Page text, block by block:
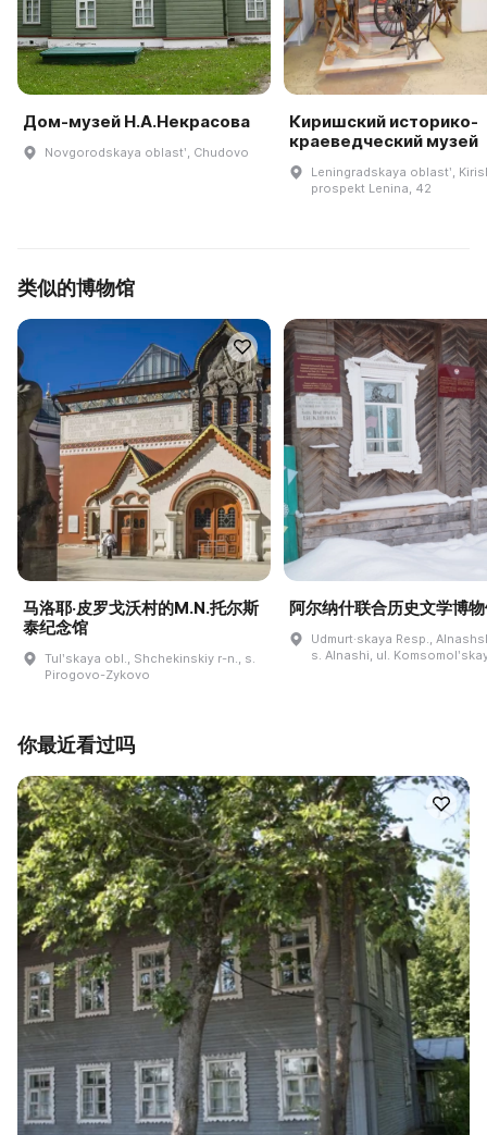
Дом-музей Н.А.Некрасова
Novgorodskaya oblastʹ, Chudovo
Киришский историко-
краеведческий музей
Leningradskaya oblastʹ,
prospekt Lenina, 42
类似的博物馆
马洛耶·皮罗戈沃村的M.N.托尔斯
泰纪念馆
Tulʹskaya obl., Shchekinskiy r-n., s.
Pirogovo-Zykovo
阿尔纳什联合历史文学博
Udmurt·skaya Resp.,
s. Alnashi, ul.
你最近看过吗